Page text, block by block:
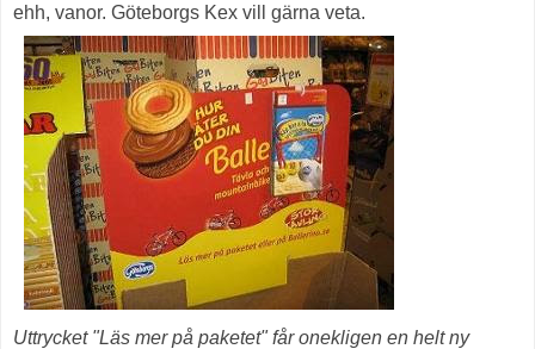
ehh, vanor. Göteborgs Kex vill gärna veta.
Uttrycket "Läs mer på paketet" får onekligen en helt ny